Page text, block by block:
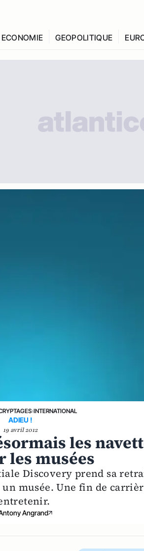
ECONOMIE GEOPOLITIQUE
›INTERNATIONAL
ADIEU !
19 avril 2012
les
les musées
Discovery prend sa
musée. Une fin de
Angrand